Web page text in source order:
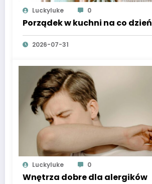
Luckyluke 0
Porządek w kuchni na co dzień
2026-07-31
Luckyluke 0
Wnętrza dobre dla alergików